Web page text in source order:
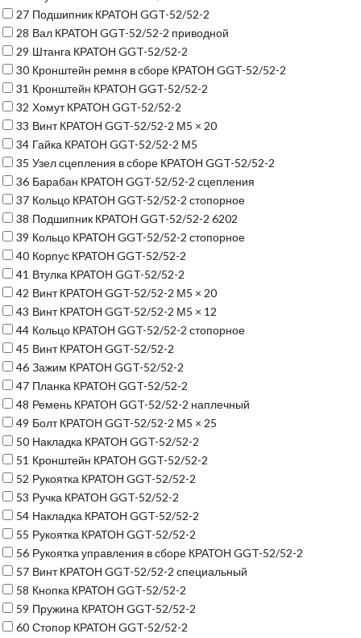
27 Подшипник КРАТОН GGT-52/52-2
28 Вал КРАТОН GGT-52/52-2 приводной
29 Штанга КРАТОН GGT-52/52-2
30 Кронштейн ремня в сборе КРАТОН GGT-52/52-2
31 Кронштейн КРАТОН GGT-52/52-2
32 Хомут КРАТОН GGT-52/52-2
33 Винт КРАТОН GGT-52/52-2 М5 × 20
34 Гайка КРАТОН GGT-52/52-2 М5
35 Узел сцепления в сборе КРАТОН GGT-52/52-2
36 Барабан КРАТОН GGT-52/52-2 сцепления
37 Кольцо КРАТОН GGT-52/52-2 стопорное
38 Подшипник КРАТОН GGT-52/52-2 6202
39 Кольцо КРАТОН GGT-52/52-2 стопорное
40 Корпус КРАТОН GGT-52/52-2
41 Втулка КРАТОН GGT-52/52-2
42 Винт КРАТОН GGT-52/52-2 М5 × 20
43 Винт КРАТОН GGT-52/52-2 М5 × 12
44 Кольцо КРАТОН GGT-52/52-2 стопорное
45 Винт КРАТОН GGT-52/52-2
46 Зажим КРАТОН GGT-52/52-2
47 Планка КРАТОН GGT-52/52-2
48 Ремень КРАТОН GGT-52/52-2 наплечный
49 Болт КРАТОН GGT-52/52-2 М5 × 25
50 Накладка КРАТОН GGT-52/52-2
51 Кронштейн КРАТОН GGT-52/52-2
52 Рукоятка КРАТОН GGT-52/52-2
53 Ручка КРАТОН GGT-52/52-2
54 Накладка КРАТОН GGT-52/52-2
55 Рукоятка КРАТОН GGT-52/52-2
56 Рукоятка управления в сборе КРАТОН GGT-52/52-2
57 Винт КРАТОН GGT-52/52-2 специальный
58 Кнопка КРАТОН GGT-52/52-2
59 Пружина КРАТОН GGT-52/52-2
60 Стопор КРАТОН GGT-52/52-2